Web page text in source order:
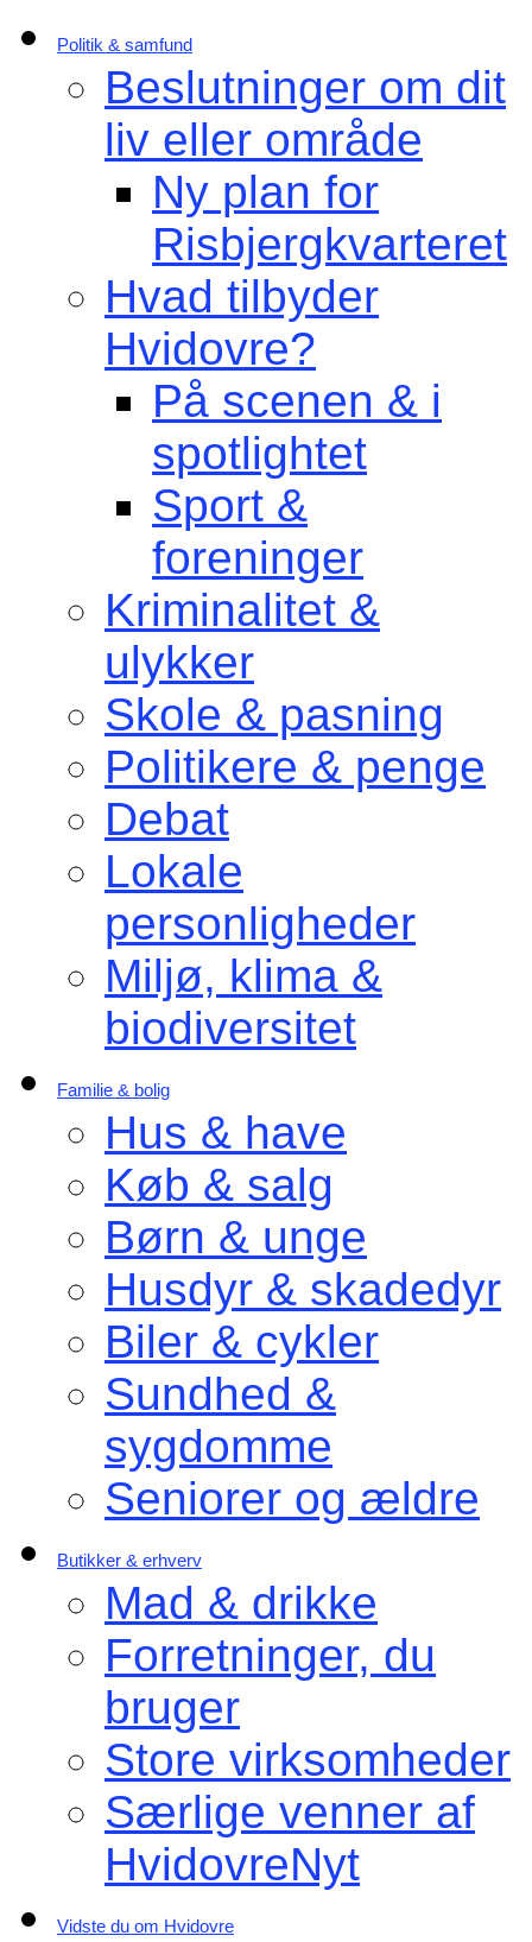
Politik & samfund
Beslutninger om dit
liv eller område
Ny plan for
Risbjergkvarteret
Hvad tilbyder
Hvidovre?
På scenen & i
spotlightet
Sport &
foreninger
Kriminalitet &
ulykker
Skole & pasning
Politikere & penge
Debat
Lokale
personligheder
Miljø, klima &
biodiversitet
Familie & bolig
Hus & have
Køb & salg
Børn & unge
Husdyr & skadedyr
Biler & cykler
Sundhed &
sygdomme
Seniorer og ældre
Butikker & erhverv
Mad & drikke
Forretninger, du
bruger
Store virksomheder
Særlige venner af
HvidovreNyt
Vidste du om Hvidovre